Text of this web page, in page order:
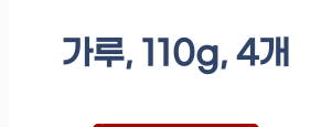
가루, 110g, 4개